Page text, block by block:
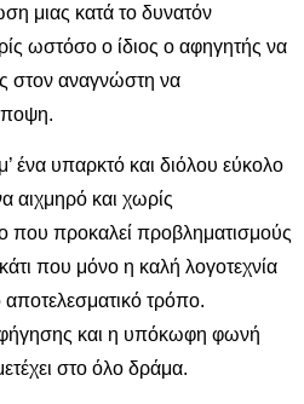
μιας κατά το δυνατόν
ωστόσο ο ίδιος ο αφηγητής να
στον αναγνώστη να
ένα υπαρκτό και διόλου εύκολο
αιχμηρό και χωρίς
που προκαλεί προβληματισμούς
που μόνο η καλή λογοτεχνία
αποτελεσματικό τρόπο.
και η υπόκωφη φωνή
στο όλο δράμα.